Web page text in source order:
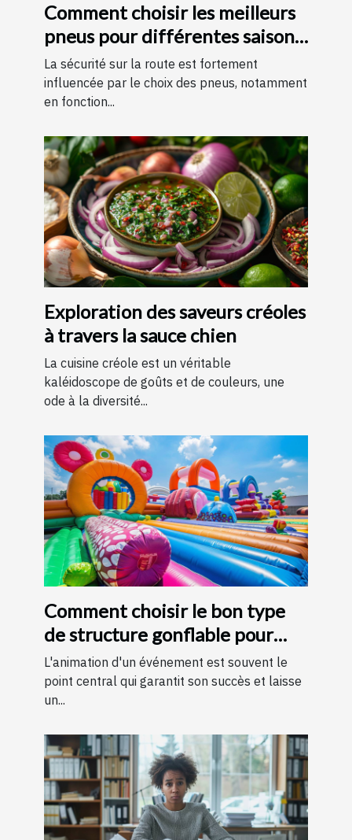
Comment choisir les meilleurs
pneus pour différentes saisons
?
La sécurité sur la route est fortement
influencée par le choix des pneus, notamment
en fonction...
Exploration des saveurs créoles
à travers la sauce chien
La cuisine créole est un véritable
kaléidoscope de goûts et de couleurs, une
ode à la diversité...
Comment choisir le bon type
de structure gonflable pour
votre événement
L'animation d'un événement est souvent le
point central qui garantit son succès et laisse
un...